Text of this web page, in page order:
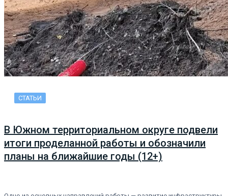
СТАТЬИ
В Южном территориальном округе подвели
итоги проделанной работы и обозначили
планы на ближайшие годы (12+)